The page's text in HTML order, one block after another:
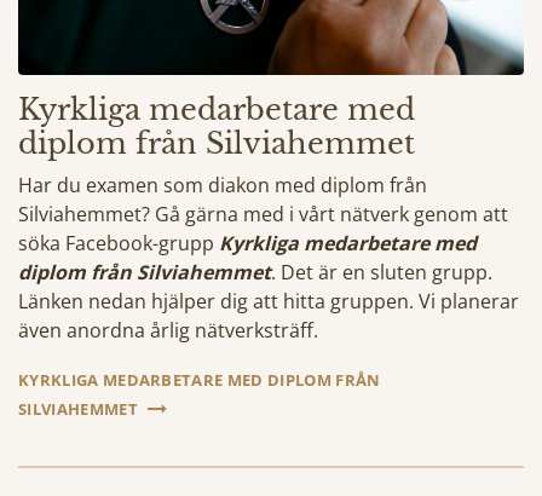
Kyrkliga medarbetare med
diplom från Silviahemmet
Har du examen som diakon med diplom från
Silviahemmet? Gå gärna med i vårt nätverk genom att
söka Facebook-grupp Kyrkliga medarbetare med
diplom från Silviahemmet. Det är en sluten grupp.
Länken nedan hjälper dig att hitta gruppen. Vi planerar
även anordna årlig nätverksträff.
KYRKLIGA MEDARBETARE MED DIPLOM FRÅN
SILVIAHEMMET